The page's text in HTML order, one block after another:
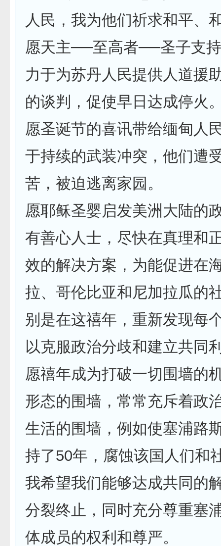
人民，我为他们祈求和平、
愿天主──至高者──圣子支
力于为苏丹人民提供人道援
的谈判，促使早日达成停火
愿圣诞节的喜讯带给缅甸人
于持续的武装冲突，他们遭
苦，被迫逃离家园。
愿耶稣圣婴启发美洲大陆的
有善心人士，尽快在真理和
效的解决方案，为能促进在
拉、哥伦比亚和尼加拉瓜的
别是在这禧年，重新发现每
以克服政治分歧和建立共同
愿禧年成为打破一切围墙的
形态的围墙，常常充斥着政
生活的围墙，例如使塞浦路
持了50年，腐蚀该国人们和
我希望我们能够达成共同的
分裂终止，同时充分尊重塞
体成员的权利和尊严。